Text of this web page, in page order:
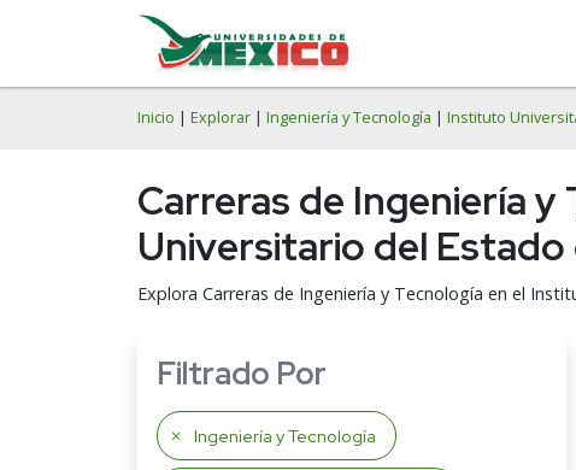
Inicio | Explorar | Ingeniería y Tecnología | Instituto
Carreras de Ingeniería
Universitario del Estado
Explora Carreras de Ingeniería y Tecnología en el
Filtrado Por
Ingeniería y Tecnología